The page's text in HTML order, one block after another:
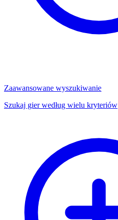
Zaawansowane wyszukiwanie
Szukaj gier według wielu kryteriów